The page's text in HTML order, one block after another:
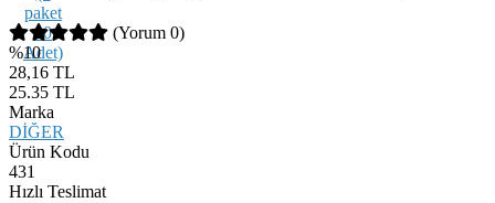
(Yorum 0)
%10
28,16 TL
25.35 TL
Marka
DİĞER
Ürün Kodu
431
Hızlı Teslimat